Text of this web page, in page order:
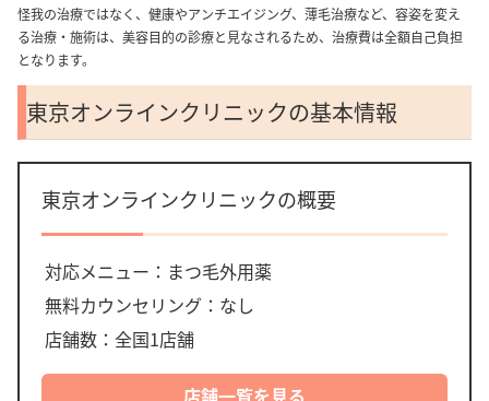
怪我の治療ではなく、健康やアンチエイジング、薄毛治療など、容姿を変え
る治療・施術は、美容目的の診療と見なされるため、治療費は全額自己負担
となります。
東京オンラインクリニックの基本情報
東京オンラインクリニックの概要
対応メニュー：まつ毛外用薬
無料カウンセリング：なし
店舗数：全国1店舗
店舗一覧を見る